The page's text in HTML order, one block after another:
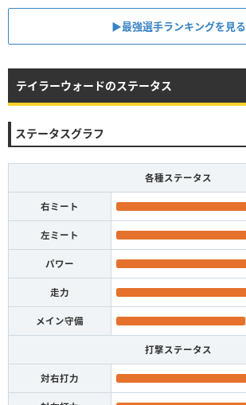
▶︎最強選手ランキングを見る
テイラーウォードのステータス
ステータスグラフ
各種ステータス
右ミート
左ミート
パワー
走力
メイン守備
打撃ステータス
対右打力